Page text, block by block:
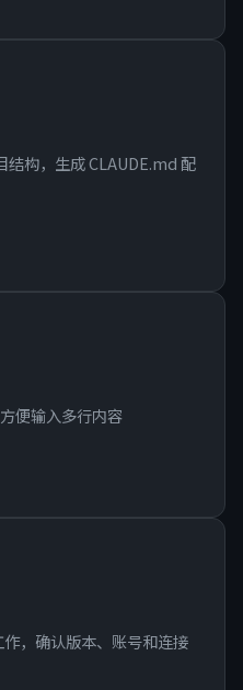
构，生成 CLAUDE.md 配
便输入多行内容
，确认版本、账号和连接